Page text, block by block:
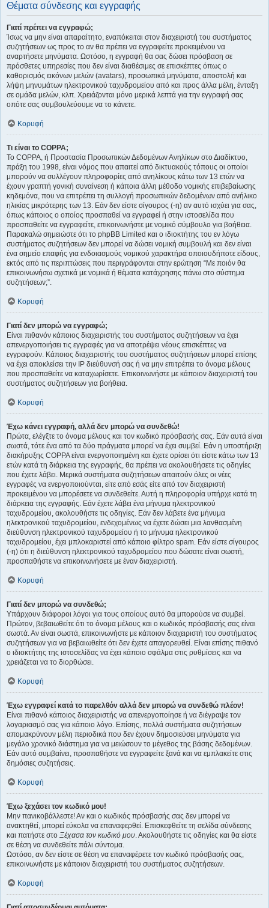
Θέματα σύνδεσης και εγγραφής
Γιατί πρέπει να εγγραφώ;
Ίσως να μην είναι απαραίτητο, εναπόκειται στον διαχειριστή του συστήματος
συζητήσεων ως προς το αν θα πρέπει να εγγραφείτε προκειμένου να
αναρτήσετε μηνύματα. Ωστόσο, η εγγραφή θα σας δώσει πρόσβαση σε
πρόσθετες υπηρεσίες που δεν είναι διαθέσιμες σε επισκέπτες όπως ο
καθορισμός εικόνων μελών (avatars), προσωπικά μηνύματα, αποστολή και
λήψη μηνυμάτων ηλεκτρονικού ταχυδρομείου από και προς άλλα μέλη, ένταξη
σε ομάδα μελών, κλπ. Χρειάζονται μόνο μερικά λεπτά για την εγγραφή σας
οπότε σας συμβουλεύουμε να το κάνετε.
Κορυφή
Τι είναι το COPPA;
Το COPPA, ή Προστασία Προσωπικών Δεδομένων Ανηλίκων στο Διαδίκτυο,
πράξη του 1998, είναι νόμος που απαιτεί από δικτυακούς τόπους οι οποίοι
μπορούν να συλλέγουν πληροφορίες από ανηλίκους κάτω των 13 ετών να
έχουν γραπτή γονική συναίνεση ή κάποια άλλη μέθοδο νομικής επιβεβαίωσης
κηδεμόνα, που να επιτρέπει τη συλλογή προσωπικών δεδομένων από ανήλικο
ηλικίας μικρότερης των 13. Εάν δεν είστε σίγουρος (-η) αν αυτό ισχύει για σας,
όπως κάποιος ο οποίος προσπαθεί να εγγραφεί ή στην ιστοσελίδα που
προσπαθείτε να εγγραφείτε, επικοινωνήστε με νομικό σύμβουλο για βοήθεια.
Παρακαλώ σημειώστε ότι το phpBB Limited και ο ιδιοκτήτης του εν λόγω
συστήματος συζητήσεων δεν μπορεί να δώσει νομική συμβουλή και δεν είναι
ένα σημείο επαφής για ενδοιασμούς νομικού χαρακτήρα οποιουδήποτε είδους,
εκτός από τις περιπτώσεις που περιγράφονται στην ερώτηση “Με ποιόν θα
επικοινωνήσω σχετικά με νομικά ή θέματα κατάχρησης πάνω στο σύστημα
συζητήσεων;”.
Κορυφή
Γιατί δεν μπορώ να εγγραφώ;
Είναι πιθανόν κάποιος διαχειριστής του συστήματος συζητήσεων να έχει
απενεργοποιήσει τις εγγραφές για να αποτρέψει νέους επισκέπτες να
εγγραφούν. Κάποιος διαχειριστής του συστήματος συζητήσεων μπορεί επίσης
να έχει αποκλείσει την IP διεύθυνσή σας ή να μην επιτρέπει το όνομα μέλους
που προσπαθείτε να καταχωρίσετε. Επικοινωνήστε με κάποιον διαχειριστή του
συστήματος συζητήσεων για βοήθεια.
Κορυφή
Έχω κάνει εγγραφή, αλλά δεν μπορώ να συνδεθώ!
Πρώτα, ελέγξτε το όνομα μέλους και τον κωδικό πρόσβασής σας. Εάν αυτά είναι
σωστά, τότε ένα από τα δύο πράγματα μπορεί να έχει συμβεί. Εάν η υποστήριξη
διακήρυξης COPPA είναι ενεργοποιημένη και έχετε ορίσει ότι είστε κάτω των 13
ετών κατά τη διάρκεια της εγγραφής, θα πρέπει να ακολουθήσετε τις οδηγίες
που έχετε λάβει. Μερικά συστήματα συζητήσεων απαιτούν όλες οι νέες
εγγραφές να ενεργοποιούνται, είτε από εσάς είτε από τον διαχειριστή
προκειμένου να μπορέσετε να συνδεθείτε. Αυτή η πληροφορία υπήρχε κατά τη
διάρκεια της εγγραφής. Εάν έχετε λάβει ένα μήνυμα ηλεκτρονικού
ταχυδρομείου, ακολουθήστε τις οδηγίες. Εάν δεν λάβετε ένα μήνυμα
ηλεκτρονικού ταχυδρομείου, ενδεχομένως να έχετε δώσει μια λανθασμένη
διεύθυνση ηλεκτρονικού ταχυδρομείου ή το μήνυμα ηλεκτρονικού
ταχυδρομείου, έχει μπλοκαριστεί από κάποιο φίλτρο spam. Εάν είστε σίγουρος
(-η) ότι η διεύθυνση ηλεκτρονικού ταχυδρομείου που δώσατε είναι σωστή,
προσπαθήστε να επικοινωνήσετε με έναν διαχειριστή.
Κορυφή
Γιατί δεν μπορώ να συνδεθώ;
Υπάρχουν διάφοροι λόγοι για τους οποίους αυτό θα μπορούσε να συμβεί.
Πρώτον, βεβαιωθείτε ότι το όνομα μέλους και ο κωδικός πρόσβασής σας είναι
σωστά. Αν είναι σωστά, επικοινωνήστε με κάποιον διαχειριστή του συστήματος
συζητήσεων για να βεβαιωθείτε ότι δεν έχετε απαγορευθεί. Είναι επίσης πιθανό
ο ιδιοκτήτης της ιστοσελίδας να έχει κάποιο σφάλμα στις ρυθμίσεις και να
χρειάζεται να το διορθώσει.
Κορυφή
Έχω εγγραφεί κατά το παρελθόν αλλά δεν μπορώ να συνδεθώ πλέον!
Είναι πιθανό κάποιος διαχειριστής να απενεργοποίησε ή να διέγραψε τον
λογαριασμό σας για κάποιο λόγο. Επίσης, πολλά συστήματα συζητήσεων
απομακρύνουν μέλη περιοδικά που δεν έχουν δημοσιεύσει μηνύματα για
μεγάλο χρονικό διάστημα για να μειώσουν το μέγεθος της βάσης δεδομένων.
Εάν αυτό συμβαίνει, προσπαθήστε να εγγραφείτε ξανά και να εμπλακείτε στις
δημόσιες συζητήσεις.
Κορυφή
Έχω ξεχάσει τον κωδικό μου!
Μην πανικοβάλλεστε! Αν και ο κωδικός πρόσβασής σας δεν μπορεί να
ανακτηθεί, μπορεί εύκολα να επαναφερθεί. Επισκεφθείτε τη σελίδα σύνδεσης
και πατήστε στο Ξέχασα τον κωδικό μου. Ακολουθήστε τις οδηγίες και θα είστε
σε θέση να συνδεθείτε πάλι σύντομα.
Ωστόσο, αν δεν είστε σε θέση να επαναφέρετε τον κωδικό πρόσβασής σας,
επικοινωνήστε με κάποιον διαχειριστή του συστήματος συζητήσεων.
Κορυφή